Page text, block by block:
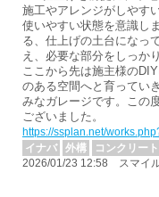
施工やアレンジがしやす
使いやすい状態を意識し
る、仕上げの土台になっ
え、必要な部分をしっか
ここから先は施主様の
のある空間へと育ってい
みなガレージです。この
ございました。
https://ssplan.net/
イナバ
外構 コンクリート
2026/01/23 12:58 スマイ